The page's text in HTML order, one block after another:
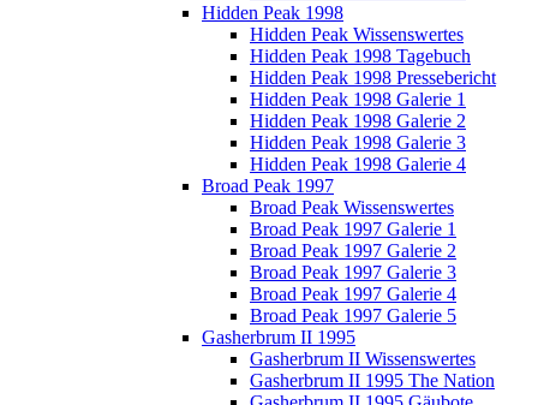
Hidden Peak 1998
Hidden Peak Wissenswertes
Hidden Peak 1998 Tagebuch
Hidden Peak 1998 Pressebericht
Hidden Peak 1998 Galerie 1
Hidden Peak 1998 Galerie 2
Hidden Peak 1998 Galerie 3
Hidden Peak 1998 Galerie 4
Broad Peak 1997
Broad Peak Wissenswertes
Broad Peak 1997 Galerie 1
Broad Peak 1997 Galerie 2
Broad Peak 1997 Galerie 3
Broad Peak 1997 Galerie 4
Broad Peak 1997 Galerie 5
Gasherbrum II 1995
Gasherbrum II Wissenswertes
Gasherbrum II 1995 The Nation